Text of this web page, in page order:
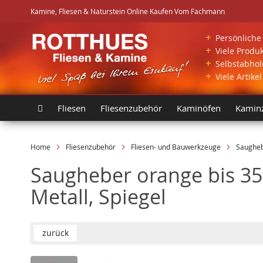
Kamine, Fliesen & Naturstein Online Kaufen Vom FachmannDirekt
zum
Inhalt
+
+ Viele
+
+ Viele
Fliesen Fliesenzubehör Kaminöfen
Home Fliesenzubehör Fliesen- und Bauwerkzeuge
Saugheber orange bis
Metall, Spiegel
zurück